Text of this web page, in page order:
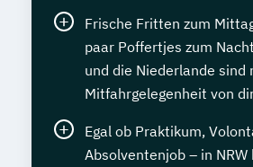
Frische Fritten zum
paar Poffertjes zum
und die Niederlande sind
Mitfahrgelegenheit von
Egal ob Praktikum,
Absolventenjob – in NRW